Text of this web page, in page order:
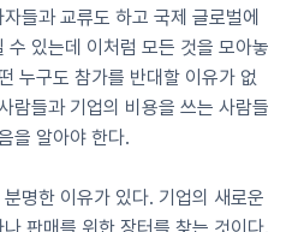
들과 교류도 하고 국제 글로벌에
수 있는데 이처럼 모든 것을 모아놓
누구도 참가를 반대할 이유가 없
람들과 기업의 비용을 쓰는 사람들
을 알아야 한다.
명한 이유가 있다. 기업의 새로운